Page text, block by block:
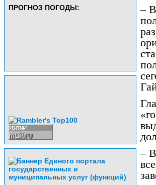
ПРОГНОЗ ПОГОДЫ:
–
–